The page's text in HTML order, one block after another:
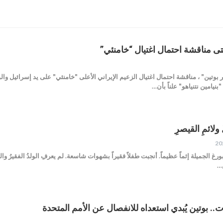
مناقشة احتمال اغتيال “خامنئي”
، مناقشة احتمال اغتيال الزعيم الإيراني الأعلى "خامنئي" على يد إسرائيل
نتنياهو" علناً بأن…
القيصرِ
الجميلة إثماً عظيماً. أنجبت طفلاً فقيراً بشهوات شاسعة. لم يعرفِ الولدُ
بوتين يُبدي استعداه للانفصال عن الأمم المتحدة